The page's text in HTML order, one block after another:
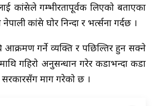
कांग्रेसले गम्भीरतापूर्वक लिएको बताएका
कांग्रेस घोर निन्दा र भर्त्सना गर्दछ ।
आक्रमण गर्ने व्यक्ति र पछिल्तिर हुन सक्ने
गहिरो अनुसन्धान गरेर कडाभन्दा कडा
सरकारसँग माग गरेको छ ।